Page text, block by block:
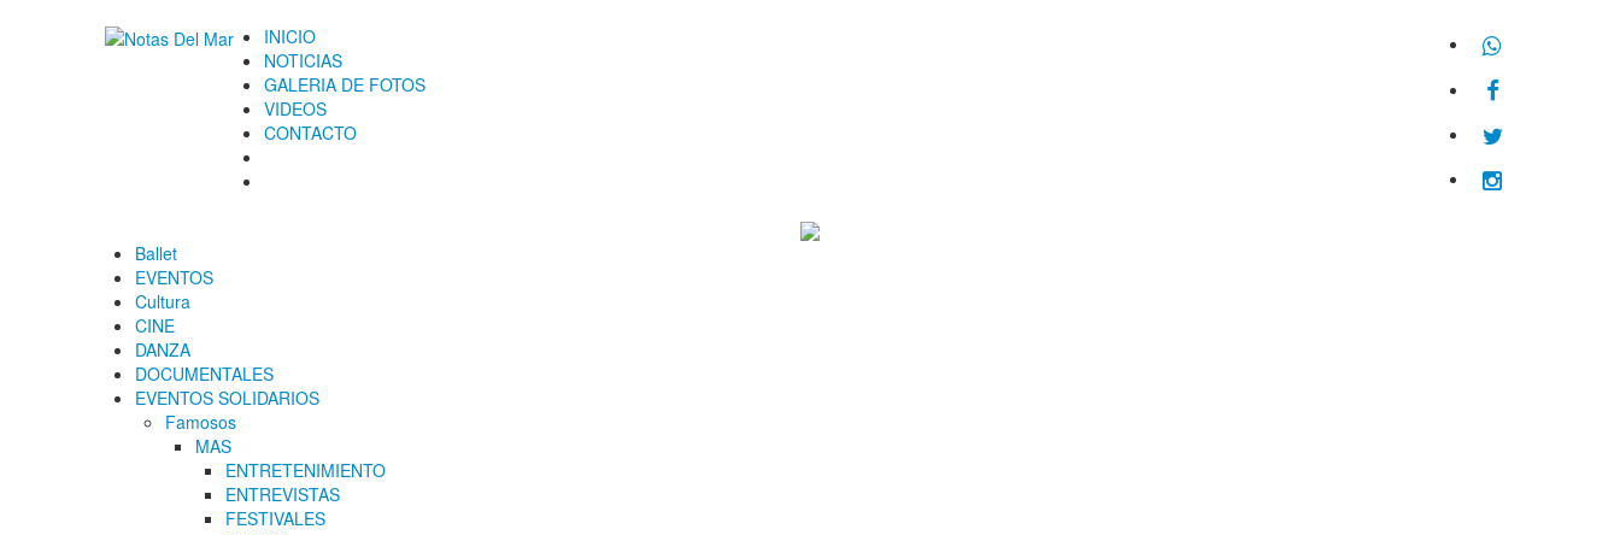
INICIO
NOTICIAS
GALERIA DE FOTOS
VIDEOS
CONTACTO
Ballet
EVENTOS
Cultura
CINE
DANZA
DOCUMENTALES
EVENTOS SOLIDARIOS
Famosos
MAS
ENTRETENIMIENTO
ENTREVISTAS
FESTIVALES